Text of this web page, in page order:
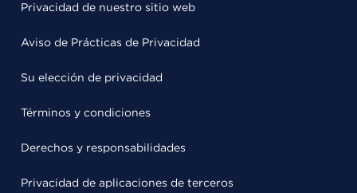
Privacidad de nuestro sitio web
Aviso de Prácticas de Privacidad
Su elección de privacidad
Términos y condiciones
Derechos y responsabilidades
Privacidad de aplicaciones de terceros